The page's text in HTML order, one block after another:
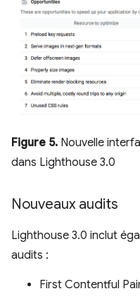
Figure 5. Nouvelle
dans Lighthouse 3.0
Nouveaux audits
Lighthouse 3.0 inclut
audits :
First Contentful